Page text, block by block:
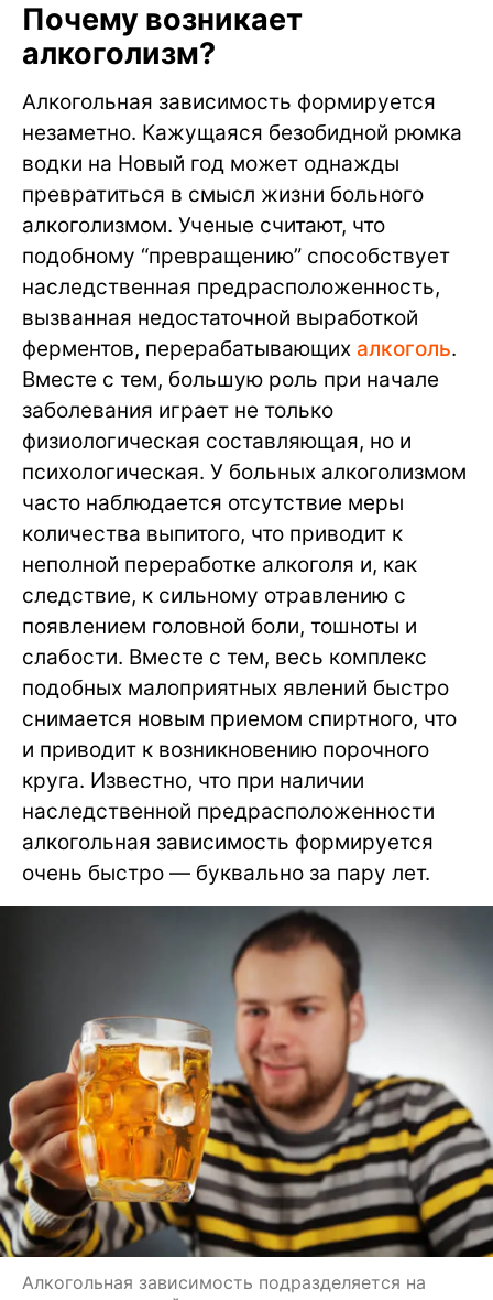
Почему возникает
алкоголизм?
Алкогольная зависимость формируется
незаметно. Кажущаяся безобидной рюмка
водки на Новый год может однажды
превратиться в смысл жизни больного
алкоголизмом. Ученые считают, что
подобному “превращению” способствует
наследственная предрасположенность,
вызванная недостаточной выработкой
ферментов, перерабатывающих алкоголь.
Вместе с тем, большую роль при начале
заболевания играет не только
физиологическая составляющая, но и
психологическая. У больных алкоголизмом
часто наблюдается отсутствие меры
количества выпитого, что приводит к
неполной переработке алкоголя и, как
следствие, к сильному отравлению с
появлением головной боли, тошноты и
слабости. Вместе с тем, весь комплекс
подобных малоприятных явлений быстро
снимается новым приемом спиртного, что
и приводит к возникновению порочного
круга. Известно, что при наличии
наследственной предрасположенности
алкогольная зависимость формируется
очень быстро — буквально за пару лет.
Алкогольная зависимость подразделяется на